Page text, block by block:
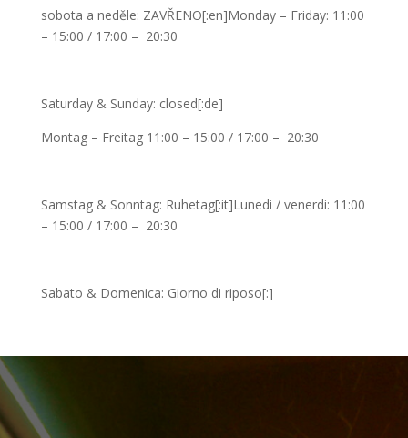
sobota a neděle: ZAVŘENO[:en]Monday – Friday: 11:00
– 15:00 / 17:00 – 20:30
Saturday & Sunday: closed[:de]
Montag – Freitag 11:00 – 15:00 / 17:00 – 20:30
Samstag & Sonntag: Ruhetag[:it]Lunedi / venerdi: 11:00
– 15:00 / 17:00 – 20:30
Sabato & Domenica: Giorno di riposo[:]